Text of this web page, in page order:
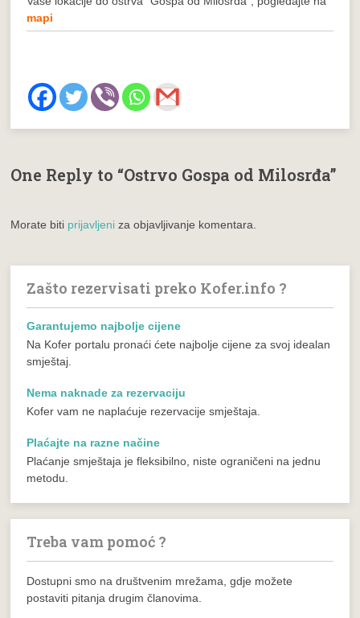
mapi
One Reply to “Ostrvo Gospa od Milosrđa”
Morate biti prijavljeni za objavljivanje komentara.
Zašto rezervisati preko Kofer.info ?
Garantujemo najbolje cijene
Na Kofer portalu pronaći ćete najbolje cijene za svoj idealan
smještaj.
Nema naknade za rezervaciju
Kofer vam ne naplaćuje rezervacije smještaja.
Plaćajte na razne načine
Plaćanje smještaja je fleksibilno, niste ograničeni na jednu
metodu.
Treba vam pomoć ?
Dostupni smo na društvenim mrežama, gdje možete
postaviti pitanja drugim članovima.